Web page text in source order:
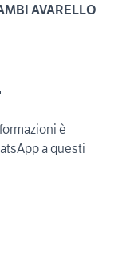
AVARELLO
è
a questi